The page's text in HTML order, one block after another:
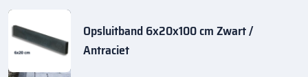
Opsluitband 6x20x100 cm Zwart /
Antraciet